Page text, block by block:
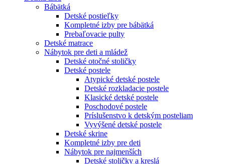
Bábätká
Detské postieľky
Kompletné izby pre bábätká
Prebaľovacie pulty
Detské matrace
Nábytok pre deti a mládež
Detské otočné stoličky
Detské postele
Atypické detské postele
Detské rozkladacie postele
Klasické detské postele
Poschodové postele
Príslušenstvo k detským posteliam
Vyvýšené detské postele
Detské skrine
Kompletné izby pre deti
Nábytok pre najmenších
Detské stoličky a kreslá